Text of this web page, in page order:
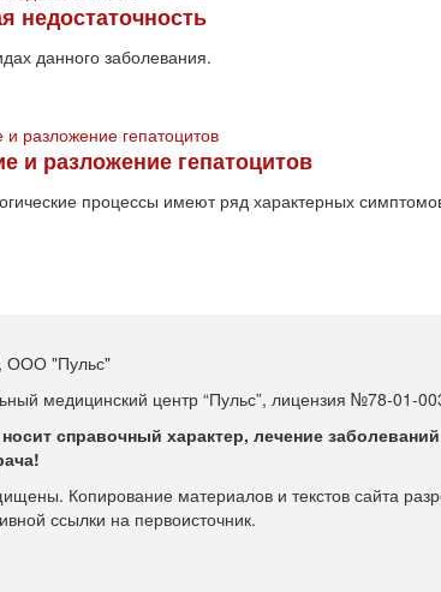
недостаточность
данного заболевания.
и разложение гепатоцитов
процессы имеют ряд характерных
ООО "Пульс"
медицинский центр “Пульс”, лицензия №78-01-
справочный характер, лечение
Копирование материалов и текстов сайта
ссылки на первоисточник.